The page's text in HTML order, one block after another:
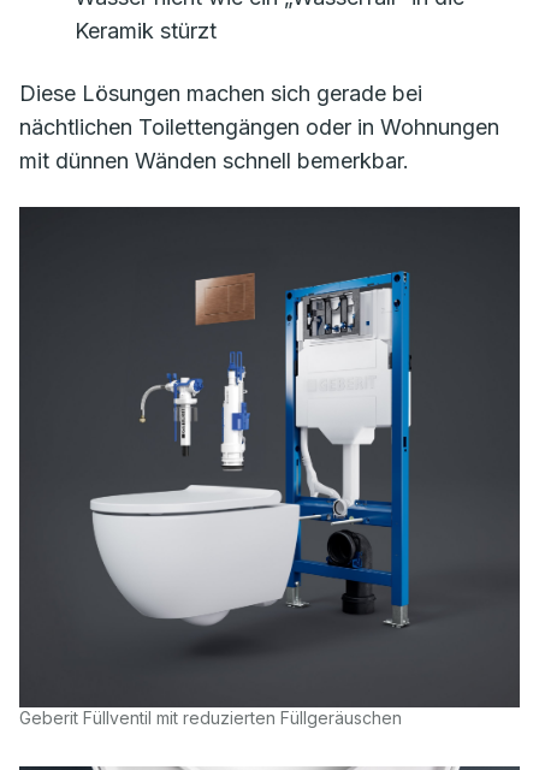
Keramik stürzt
Diese Lösungen machen sich gerade bei
nächtlichen Toilettengängen oder in Wohnungen
mit dünnen Wänden schnell bemerkbar.
Geberit Füllventil mit reduzierten Füllgeräuschen